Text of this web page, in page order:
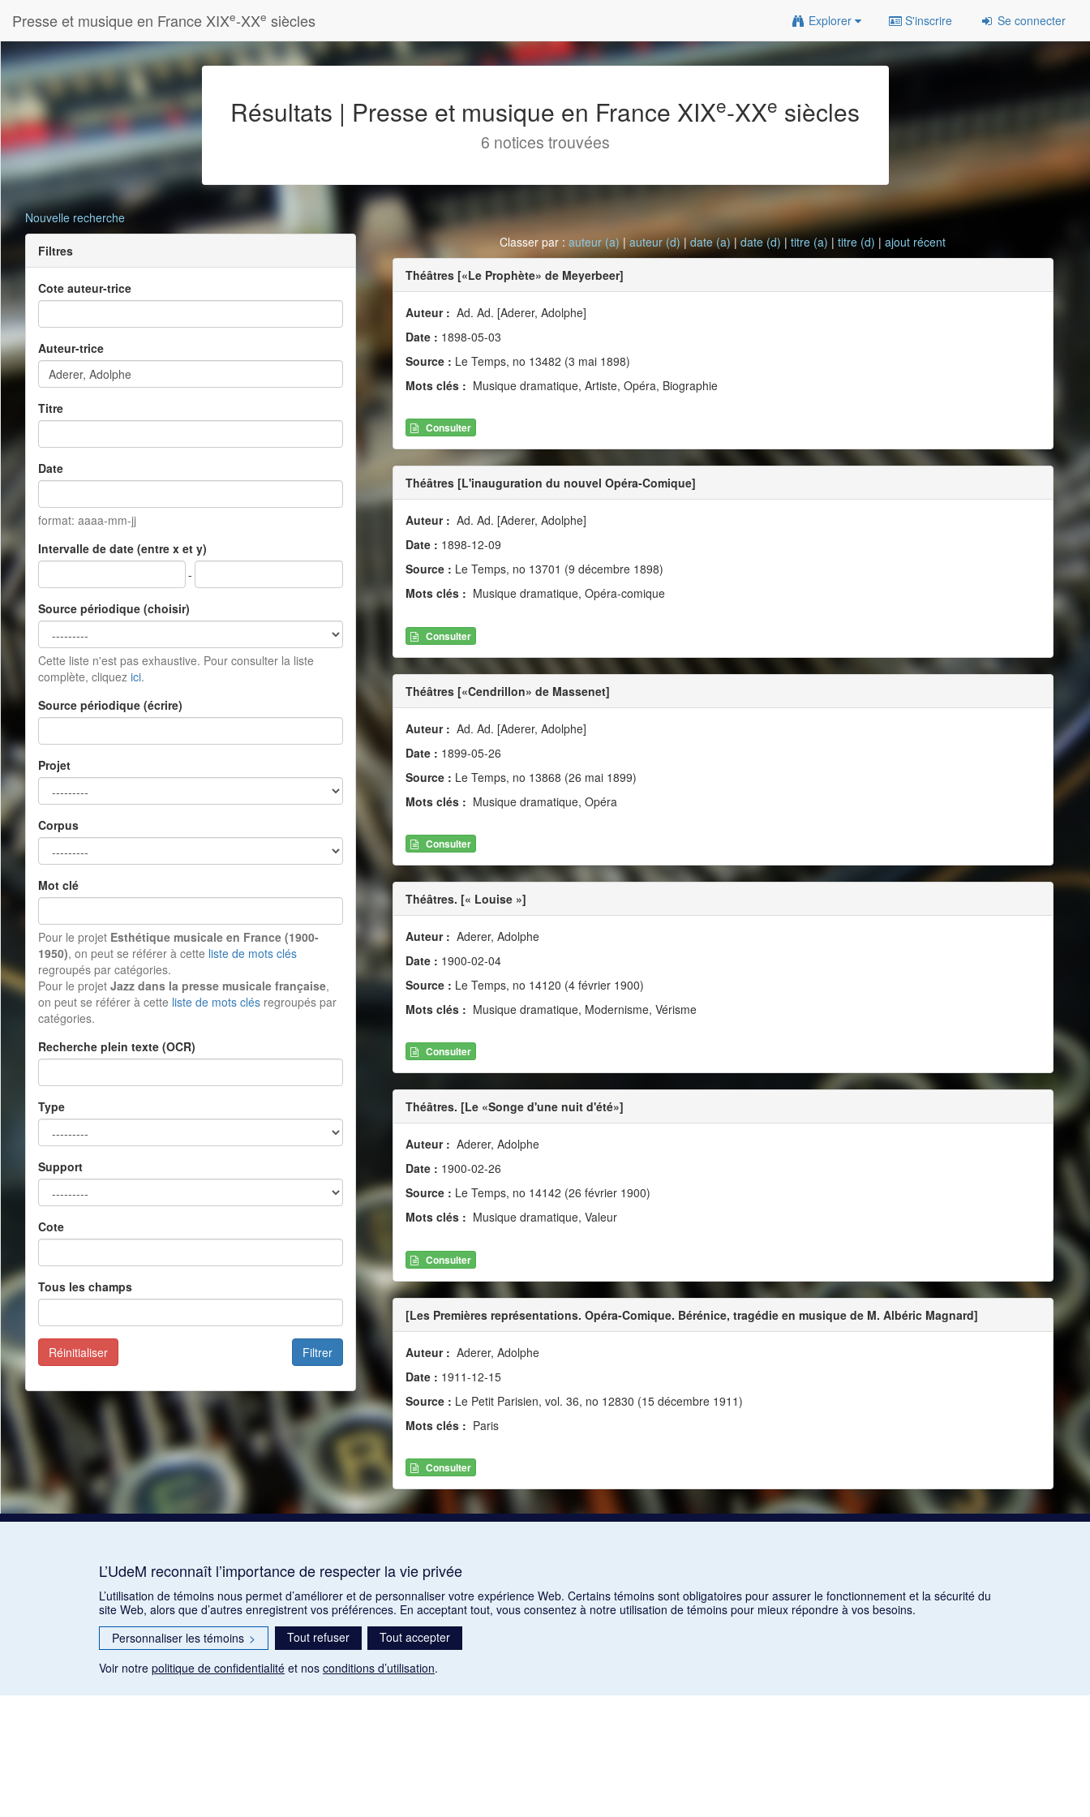
Presse et musique en France XIXe-XXe siècles Explorer S'inscrire Se connecter
Résultats | Presse et musique en France XIXe-XXe siècles
6 notices trouvées
Nouvelle recherche
Filtres
Cote auteur-trice
Auteur-trice
Titre
Date
format: aaaa-mm-jj
Intervalle de date (entre x et y)
-
Source périodique (choisir)
Cette liste n'est pas exhaustive. Pour consulter la liste
complète, cliquez ici.
Source périodique (écrire)
Projet
Corpus
Mot clé
Pour le projet Esthétique musicale en France (1900-
1950), on peut se référer à cette liste de mots clés
regroupés par catégories.
Pour le projet Jazz dans la presse musicale française,
on peut se référer à cette liste de mots clés regroupés par
catégories.
Recherche plein texte (OCR)
Type
Support
Cote
Tous les champs
Filtrer
Réinitialiser
Classer par :auteur (a)|auteur (d)|date (a)|date (d)|titre (a) |titre (d) |ajout récent
Théâtres [«Le Prophète» de Meyerbeer]
Auteur : Ad. Ad. [Aderer, Adolphe]
Date : 1898-05-03
Source : Le Temps, no 13482 (3 mai 1898)
Mots clés : Musique dramatique, Artiste, Opéra, Biographie
Consulter
Théâtres [L'inauguration du nouvel Opéra-Comique]
Auteur : Ad. Ad. [Aderer, Adolphe]
Date : 1898-12-09
Source : Le Temps, no 13701 (9 décembre 1898)
Mots clés : Musique dramatique, Opéra-comique
Consulter
Théâtres [«Cendrillon» de Massenet]
Auteur : Ad. Ad. [Aderer, Adolphe]
Date : 1899-05-26
Source : Le Temps, no 13868 (26 mai 1899)
Mots clés : Musique dramatique, Opéra
Consulter
Théâtres. [« Louise »]
Auteur : Aderer, Adolphe
Date : 1900-02-04
Source : Le Temps, no 14120 (4 février 1900)
Mots clés : Musique dramatique, Modernisme, Vérisme
Consulter
Théâtres. [Le «Songe d'une nuit d'été»]
Auteur : Aderer, Adolphe
Date : 1900-02-26
Source : Le Temps, no 14142 (26 février 1900)
Mots clés : Musique dramatique, Valeur
Consulter
[Les Premières représentations. Opéra-Comique. Bérénice, tragédie en musique de M. Albéric Magnard]
Auteur : Aderer, Adolphe
Date : 1911-12-15
Source : Le Petit Parisien, vol. 36, no 12830 (15 décembre 1911)
Mots clés : Paris
Consulter
L’UdeM reconnaît l’importance de respecter la vie privée
L’utilisation de témoins nous permet d’améliorer et de personnaliser votre expérience Web. Certains témoins sont obligatoires pour assurer le fonctionnement et la sécurité du
site Web, alors que d’autres enregistrent vos préférences. En acceptant tout, vous consentez à notre utilisation de témoins pour mieux répondre à vos besoins.
Personnaliser les témoins > Tout refuser
Tout accepter
Voir notre politique de confidentialité et nos conditions d’utilisation.